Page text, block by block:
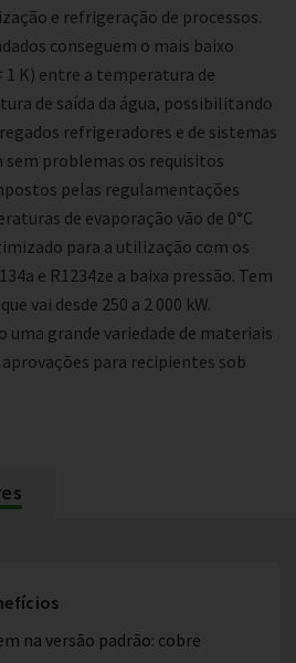
e refrigeração de processos.
conseguem o mais baixo
K) entre a temperatura de
de saída da água, possibilitando
refrigeradores e de sistemas
sem problemas os requisitos
pelas regulamentações
de evaporação vão de 0°C
para a utilização com os
e R1234ze a baixa pressão. Tem
vai desde 250 a 2 000 kW.
uma grande variedade de materiais
para recipientes sob
na versão padrão: cobre